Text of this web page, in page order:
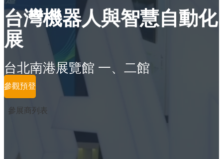
台灣機器人與智慧自動化
展
台北南港展覽館 一、二館
參觀預登
參展商列表